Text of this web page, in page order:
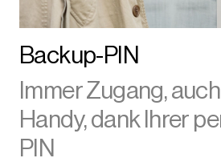
Backup-PIN
Immer Zugang,
Handy, dank Ihrer
PIN